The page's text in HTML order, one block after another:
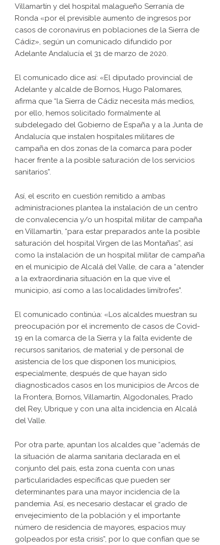
Villamartín y del hospital malagueño Serranía de
Ronda «por el previsible aumento de ingresos por
casos de coronavirus en poblaciones de la Sierra de
Cádiz», según un comunicado difundido por
Adelante Andalucía el 31 de marzo de 2020.
El comunicado dice así: «El diputado provincial de
Adelante y alcalde de Bornos, Hugo Palomares,
afirma que “la Sierra de Cádiz necesita más medios,
por ello, hemos solicitado formalmente al
subdelegado del Gobierno de España y a la Junta de
Andalucía que instalen hospitales militares de
campaña en dos zonas de la comarca para poder
hacer frente a la posible saturación de los servicios
sanitarios”.
Así, el escrito en cuestión remitido a ambas
administraciones plantea la instalación de un centro
de convalecencia y/o un hospital militar de campaña
en Villamartín, “para estar preparados ante la posible
saturación del hospital Virgen de las Montañas”, así
como la instalación de un hospital militar de campaña
en el municipio de Alcalá del Valle, de cara a “atender
a la extraordinaria situación en la que vive el
municipio, así como a las localidades limítrofes”.
El comunicado continúa: «Los alcaldes muestran su
preocupación por el incremento de casos de Covid-
19 en la comarca de la Sierra y la falta evidente de
recursos sanitarios, de material y de personal de
asistencia de los que disponen los municipios,
especialmente, después de que hayan sido
diagnosticados casos en los municipios de Arcos de
la Frontera, Bornos, Villamartín, Algodonales, Prado
del Rey, Ubrique y con una alta incidencia en Alcalá
del Valle.
Por otra parte, apuntan los alcaldes que “además de
la situación de alarma sanitaria declarada en el
conjunto del país, esta zona cuenta con unas
particularidades específicas que pueden ser
determinantes para una mayor incidencia de la
pandemia. Así, es necesario destacar el grado de
envejecimiento de la población y el importante
número de residencia de mayores, espacios muy
golpeados por esta crisis”, por lo que confían que se